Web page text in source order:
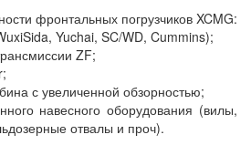
фронтальных погрузчиков XCMG:
Yuchai, SC/WD, Cummins);
ZF;
с увеличенной обзорностью;
навесного оборудования (вилы,
отвалы и проч).